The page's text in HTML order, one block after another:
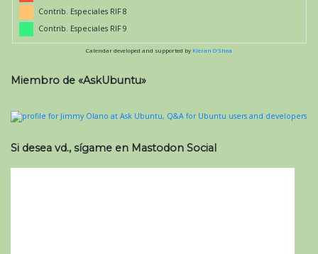
Contrib. Especiales RIF 8
Contrib. Especiales RIF 9
Calendar developed and supported by Kieran O'Shea
Miembro de «AskUbuntu»
Si desea vd., sígame en Mastodon Social